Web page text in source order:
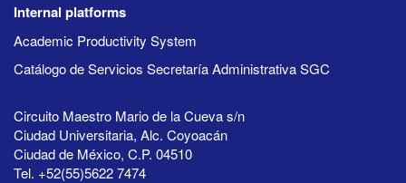
Internal platforms
Academic Productivity System
Catálogo de Servicios Secretaría Administrativa SGC
Circuito Maestro Mario de la Cueva s/n
Ciudad Universitaria, Alc. Coyoacán
Ciudad de México, C.P. 04510
Tel. +52(55)5622 7474